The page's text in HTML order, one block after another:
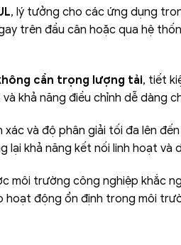
, lý tưởng cho các ứng dụng
trên đầu cân hoặc qua hệ
cần trọng lượng tải, tiết
khả năng điều chỉnh dễ dàng
xác và độ phân giải tối đa lên
lại khả năng kết nối linh hoạt
môi trường công nghiệp khắc
hoạt động ổn định trong môi